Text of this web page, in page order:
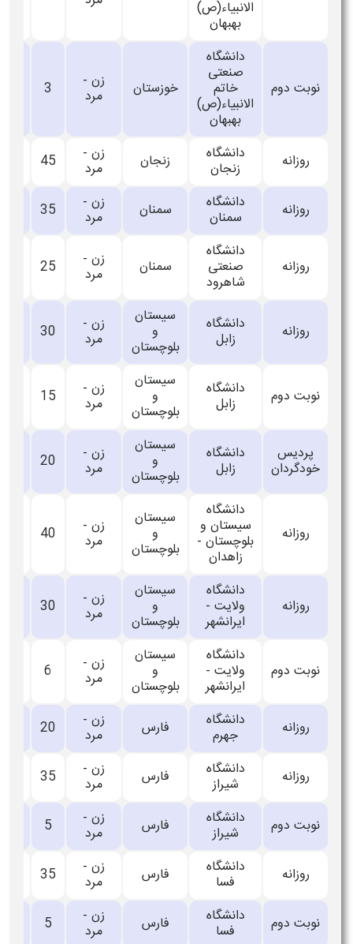
الانبیاء(ص)
بهبهان
نوبت دوم
دانشگاه
صنعتی
خاتم
الانبیاء(ص)
بهبهان
خوزستان زن -
مرد
روزانه دانشگاه
زنجان زنجان زن -
مرد 45
روزانه دانشگاه
سمنان سمنان زن -
مرد 35
روزانه
دانشگاه
صنعتی
شاهرود
سمنان زن -
مرد 25
روزانه دانشگاه
زابل
سیستان
بلوچستان
زن -
مرد 30
نوبت دوم دانشگاه
زابل
سیستان
بلوچستان
زن -
مرد 15
پردیس
خودگردان
دانشگاه
زابل
سیستان
بلوچستان
زن -
مرد 20
روزانه
دانشگاه
سیستان و
بلوچستان -
زاهدان
سیستان
بلوچستان
زن -
مرد 40
روزانه
دانشگاه
ولایت -
ایرانشهر
سیستان
بلوچستان
زن -
مرد 30
نوبت دوم
دانشگاه
ولایت -
ایرانشهر
سیستان
بلوچستان
زن -
مرد
روزانه دانشگاه
جهرم فارس زن -
مرد 20
روزانه دانشگاه
شیراز فارس زن -
مرد 35
نوبت دوم دانشگاه
شیراز فارس زن -
مرد
روزانه دانشگاه
فسا فارس زن -
مرد 35
نوبت دوم دانشگاه
فسا فارس زن -
مرد